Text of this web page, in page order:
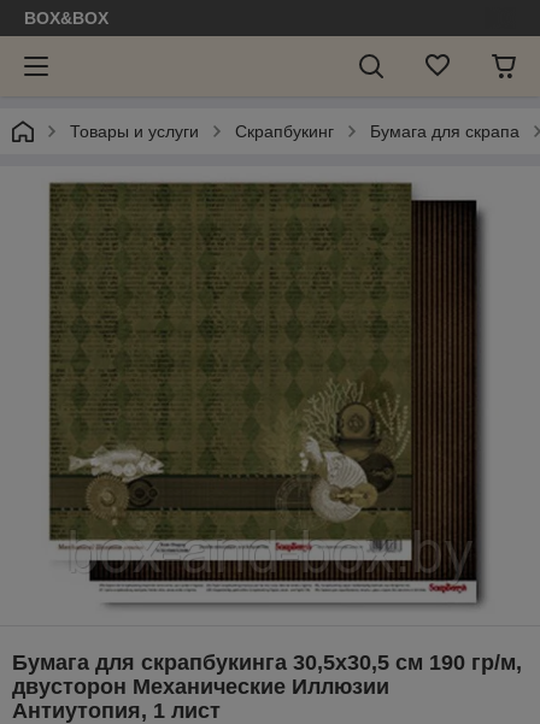
BOX&BOX
Товары и услуги Скрапбукинг Бумага для скрапа
Бумага для скрапбукинга 30,5х30,5 см 190 гр/м,
двусторон Механические Иллюзии
Антиутопия, 1 лист